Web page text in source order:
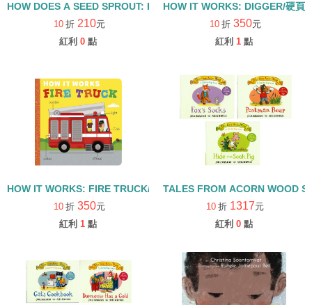
HOW DOES A SEED SPROUT: LIFE CYCLES WITH THE VERY
10 折 210元
紅利 0 點
HOW IT WORKS: DIGGER/硬頁
10 折 350元
紅利 1 點
HOW IT WORKS: FIRE TRUCK/硬頁書
10 折 350元
紅利 1 點
TALES FROM ACORN WOOD
10 折 1317元
紅利 0 點